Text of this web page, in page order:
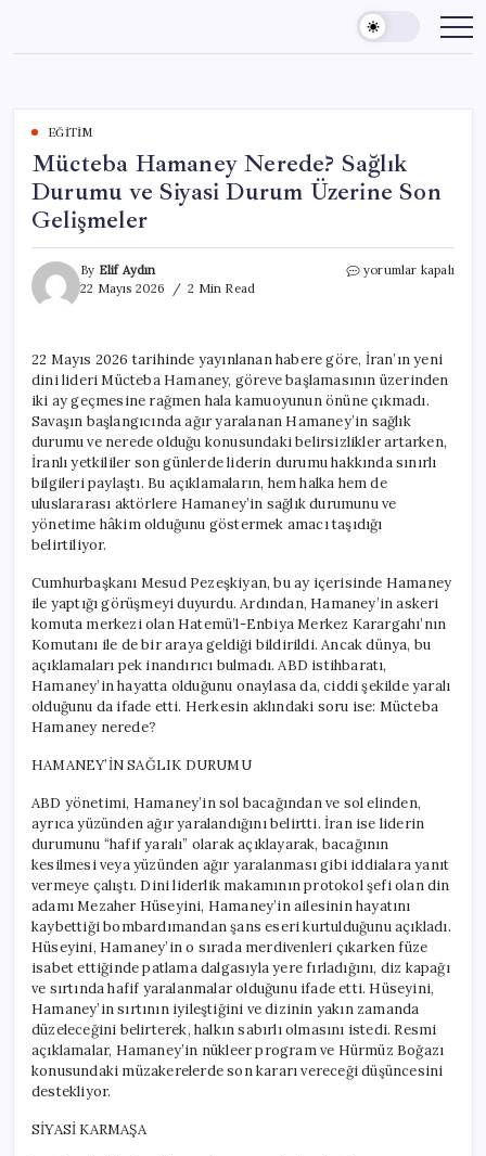
content
EĞITIM
Mücteba Hamaney Nerede? Sağlık
Durumu ve Siyasi Durum Üzerine Son
Gelişmeler
By Elif Aydın
22 Mayıs 2026
2 Min Read
Mücteba
ve
Siyasi
Durum
Üzerine
Son
Gelişmeler
için
yorumlar kapalı
22 Mayıs 2026 tarihinde yayınlanan habere göre, İran’ın yeni
dini lideri Mücteba Hamaney, göreve başlamasının üzerinden
iki ay geçmesine rağmen hala kamuoyunun önüne çıkmadı.
Savaşın başlangıcında ağır yaralanan Hamaney’in sağlık
durumu ve nerede olduğu konusundaki belirsizlikler artarken,
İranlı yetkililer son günlerde liderin durumu hakkında sınırlı
bilgileri paylaştı. Bu açıklamaların, hem halka hem de
uluslararası aktörlere Hamaney’in sağlık durumunu ve
yönetime hâkim olduğunu göstermek amacı taşıdığı
belirtiliyor.
Cumhurbaşkanı Mesud Pezeşkiyan, bu ay içerisinde Hamaney
ile yaptığı görüşmeyi duyurdu. Ardından, Hamaney’in askeri
komuta merkezi olan Hatemü’l-Enbiya Merkez Karargahı’nın
Komutanı ile de bir araya geldiği bildirildi. Ancak dünya, bu
açıklamaları pek inandırıcı bulmadı. ABD istihbaratı,
Hamaney’in hayatta olduğunu onaylasa da, ciddi şekilde yaralı
olduğunu da ifade etti. Herkesin aklındaki soru ise: Mücteba
Hamaney nerede?
HAMANEY’İN SAĞLIK DURUMU
ABD yönetimi, Hamaney’in sol bacağından ve sol elinden,
ayrıca yüzünden ağır yaralandığını belirtti. İran ise liderin
durumunu “hafif yaralı” olarak açıklayarak, bacağının
kesilmesi veya yüzünden ağır yaralanması gibi iddialara yanıt
vermeye çalıştı. Dini liderlik makamının protokol şefi olan din
adamı Mezaher Hüseyini, Hamaney’in ailesinin hayatını
kaybettiği bombardımandan şans eseri kurtulduğunu açıkladı.
Hüseyini, Hamaney’in o sırada merdivenleri çıkarken füze
isabet ettiğinde patlama dalgasıyla yere fırladığını, diz kapağı
ve sırtında hafif yaralanmalar olduğunu ifade etti. Hüseyini,
Hamaney’in sırtının iyileştiğini ve dizinin yakın zamanda
düzeleceğini belirterek, halkın sabırlı olmasını istedi. Resmi
açıklamalar, Hamaney’in nükleer program ve Hürmüz Boğazı
konusundaki müzakerelerde son kararı vereceği düşüncesini
destekliyor.
SİYASİ KARMAŞA